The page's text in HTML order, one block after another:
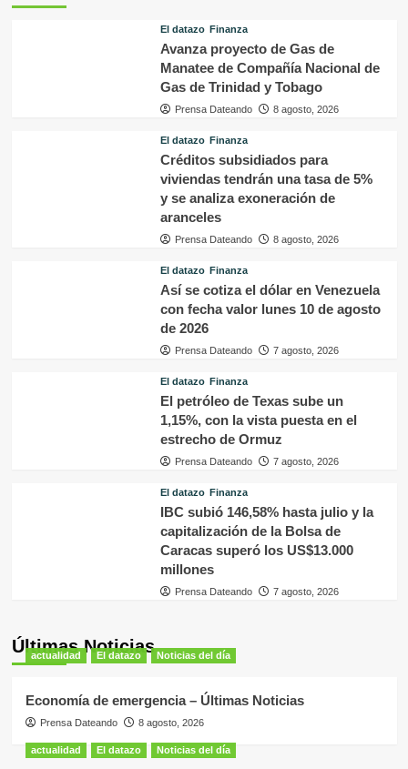
El datazo Finanza
Avanza proyecto de Gas de
Manatee de Compañía Nacional de
Gas de Trinidad y Tobago
Prensa Dateando 8 agosto, 2026
El datazo Finanza
Créditos subsidiados para
viviendas tendrán una tasa de 5%
y se analiza exoneración de
aranceles
Prensa Dateando 8 agosto, 2026
El datazo Finanza
Así se cotiza el dólar en Venezuela
con fecha valor lunes 10 de agosto
de 2026
Prensa Dateando 7 agosto, 2026
El datazo Finanza
El petróleo de Texas sube un
1,15%, con la vista puesta en el
estrecho de Ormuz
Prensa Dateando 7 agosto, 2026
El datazo Finanza
IBC subió 146,58% hasta julio y la
capitalización de la Bolsa de
Caracas superó los US$13.000
millones
Prensa Dateando 7 agosto, 2026
Últimas Noticias
actualidad El datazo Noticias del día
Economía de emergencia – Últimas Noticias
Prensa Dateando 8 agosto, 2026
actualidad El datazo Noticias del día